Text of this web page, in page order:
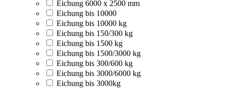
Eichung 6000 x 2500 mm
Eichung bis 10000
Eichung bis 10000 kg
Eichung bis 150/300 kg
Eichung bis 1500 kg
Eichung bis 1500/3000 kg
Eichung bis 300/600 kg
Eichung bis 3000/6000 kg
Eichung bis 3000kg